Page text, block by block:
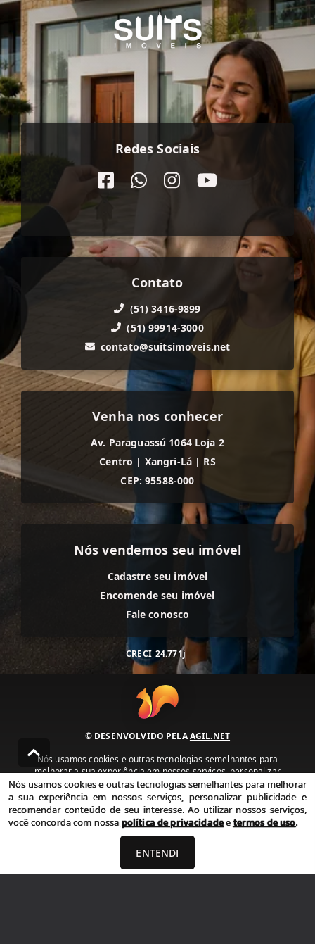
Redes Sociais
Contato
(51) 3416-9899
(51) 99914-3000
contato@suitsimoveis.net
Venha nos conhecer
Av. Paraguassú 1064 Loja 2
Centro | Xangri-Lá | RS
CEP: 95588-000
Nós vendemos seu imóvel
Cadastre seu imóvel
Encomende seu imóvel
Fale conosco
CRECI 24.771j
© DESENVOLVIDO PELAAGIL.NET
Nós usamos cookies e outras tecnologias semelhantes para
melhorar a sua experiência em nossos serviços, personalizar
publicidade e recomendar conteúdo de seu interesse. Ao utilizar
nossos serviços, você concorda com nossa política de privacidade e
termos de uso.
Política de Privacidade Termos de uso
Nós usamos cookies e outras tecnologias semelhantes para melhorar
a sua experiência em nossos serviços, personalizar publicidade e
recomendar conteúdo de seu interesse. Ao utilizar nossos serviços,
você concorda com nossa política de privacidadeetermos de uso.
ENTENDI